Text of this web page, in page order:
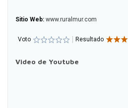
Sitio Web: www.ruralmur.com
Voto Resultado
Video de Youtube